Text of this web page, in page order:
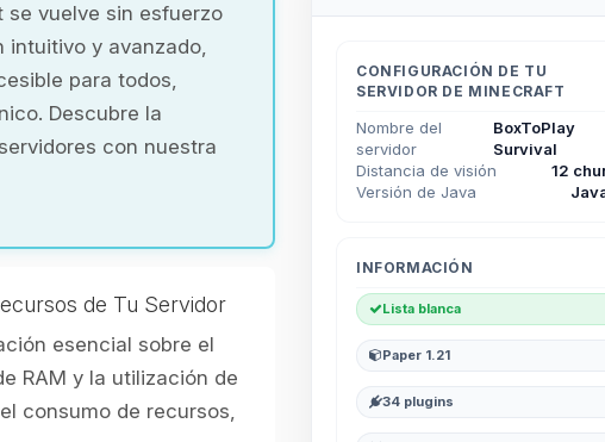
se vuelve sin esfuerzo
intuitivo y avanzado,
para todos,
Descubre la
con nuestra
de Tu Servidor
esencial sobre el
RAM y la utilización de
consumo de recursos,
CONFIGURACIÓN DE TU
SERVIDOR DE MINECRAFT
Nombre del
servidor
BoxToPlay
Survival
Distancia de visión
12
Versión de Java
INFORMACIÓN
Lista blanca
Paper 1.21
34 plugins